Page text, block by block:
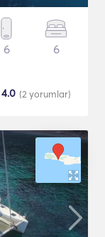
6 6
(2 yorumlar)
4.0